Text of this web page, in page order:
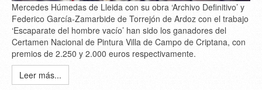
Mercedes Húmedas de Lleida con su obra ‘Archivo Definitivo’ y
Federico García-Zamarbide de Torrejón de Ardoz con el trabajo
‘Escaparate del hombre vacío’ han sido los ganadores del
Certamen Nacional de Pintura Villa de Campo de Criptana, con
premios de 2.250 y 2.000 euros respectivamente.
Leer más...